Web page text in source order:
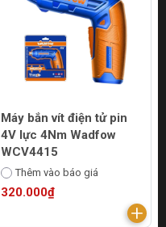
Máy bắn vít điện tử pin
4V lực 4Nm Wadfow
WCV4415
Thêm vào báo giá
320.000₫